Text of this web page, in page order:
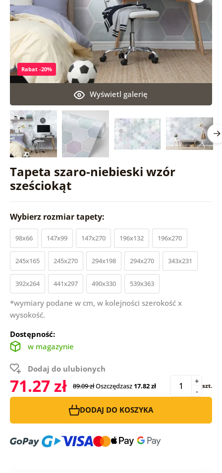
Tapeta szaro-niebieski wzór
sześciokąt
Wyświetl galerię
Rabat -20%
Wybierz rozmiar tapety:
98x66 147x99 147x270 196x132 196x270
245x165 245x270 294x198 294x270 343x231
392x264 441x297 490x330 539x363
*wymiary podane w cm, w kolejności szerokość x
wysokość.
Dostępność:
w magazynie
Dodaj do ulubionych
71.27 zł 89.09 złOszczędzasz17.82 zł -
+ szt.
DODAJ DO KOSZYKA